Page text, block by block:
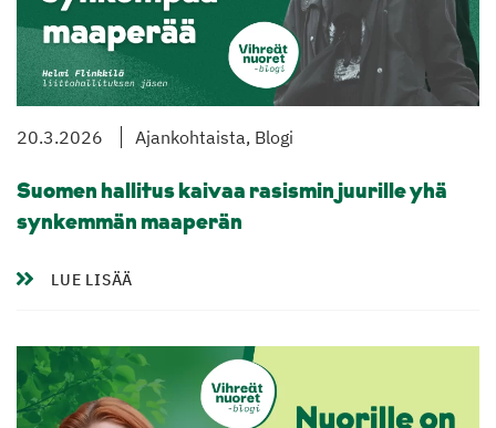
20.3.2026 Ajankohtaista, Blogi
Suomen hallitus kaivaa rasismin juurille yhä
synkemmän maaperän
LUE LISÄÄ